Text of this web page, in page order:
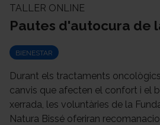
TALLER ONLINE
Pautes d'autocura de
BIENESTAR
Durant els tractaments
canvis que afecten el confort i el
xerrada, les voluntàries de la
Natura Bissé oferiran